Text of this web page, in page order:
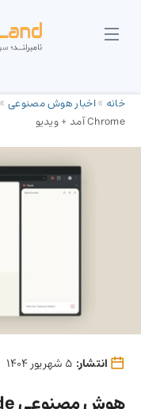
خانه »اخبار هوش مصنوعی»
Chrome آمد + ویدیو
انتشار: